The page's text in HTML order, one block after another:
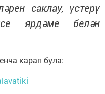
саклау, үстерү
ярдәме белән
карап була: